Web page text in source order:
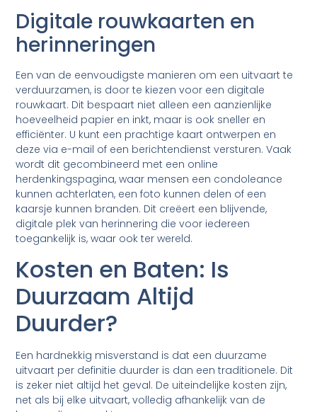
Digitale rouwkaarten en
herinneringen
Een van de eenvoudigste manieren om een uitvaart te
verduurzamen, is door te kiezen voor een digitale
rouwkaart. Dit bespaart niet alleen een aanzienlijke
hoeveelheid papier en inkt, maar is ook sneller en
efficiënter. U kunt een prachtige kaart ontwerpen en
deze via e-mail of een berichtendienst versturen. Vaak
wordt dit gecombineerd met een online
herdenkingspagina, waar mensen een condoleance
kunnen achterlaten, een foto kunnen delen of een
kaarsje kunnen branden. Dit creëert een blijvende,
digitale plek van herinnering die voor iedereen
toegankelijk is, waar ook ter wereld.
Kosten en Baten: Is
Duurzaam Altijd
Duurder?
Een hardnekkig misverstand is dat een duurzame
uitvaart per definitie duurder is dan een traditionele. Dit
is zeker niet altijd het geval. De uiteindelijke kosten zijn,
net als bij elke uitvaart, volledig afhankelijk van de